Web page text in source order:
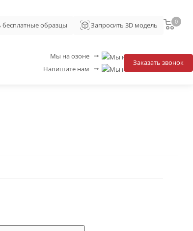
бесплатные образцы Запросить 3D модель 0
Мы на озоне straight
Напишите нам straight
Заказать звонок